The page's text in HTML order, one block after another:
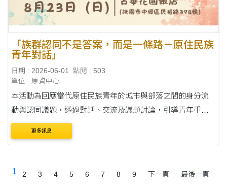
「族群認同不是答案，而是一條路－原住民族
青年對話」
日期 : 2026-06-01
點閱 : 503
單位 : 原資中心
本活動為回應當代原住民族青年於城市與部落之間的身分流
動與認同議題，透過對話、交流及議題討論，引導青年重新
理解自身文化位置與族群角色，並思考青年於城市生活中的
行動可能，進而強化文化連結、族群認同及公共....
更多訊息
1 2 3 4 5 6 7 8 9 下一頁 最後一頁